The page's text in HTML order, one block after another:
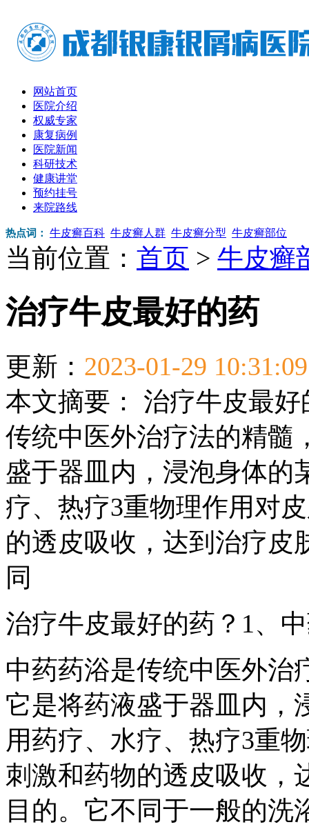
网站首页
医院介绍
权威专家
康复病例
医院新闻
科研技术
健康讲堂
预约挂号
来院路线
热点词： 牛皮癣百科 牛皮癣人群 牛皮癣分型 牛皮癣部位
当前位置： 首页 > 牛皮癣
治疗牛皮最好的药
更新： 2023-01-29 10:31:09
本文摘要：
治疗牛皮最
传统中医外治疗法的精髓
盛于器皿内，浸泡身体的
疗、热疗3重物理作用对
的透皮吸收，达到治疗皮
同
治疗牛皮最好的药？1、
中药药浴是传统中医外治
它是将药液盛于器皿内，
用药疗、水疗、热疗3重
刺激和药物的透皮吸收，
目的。它不同于一般的